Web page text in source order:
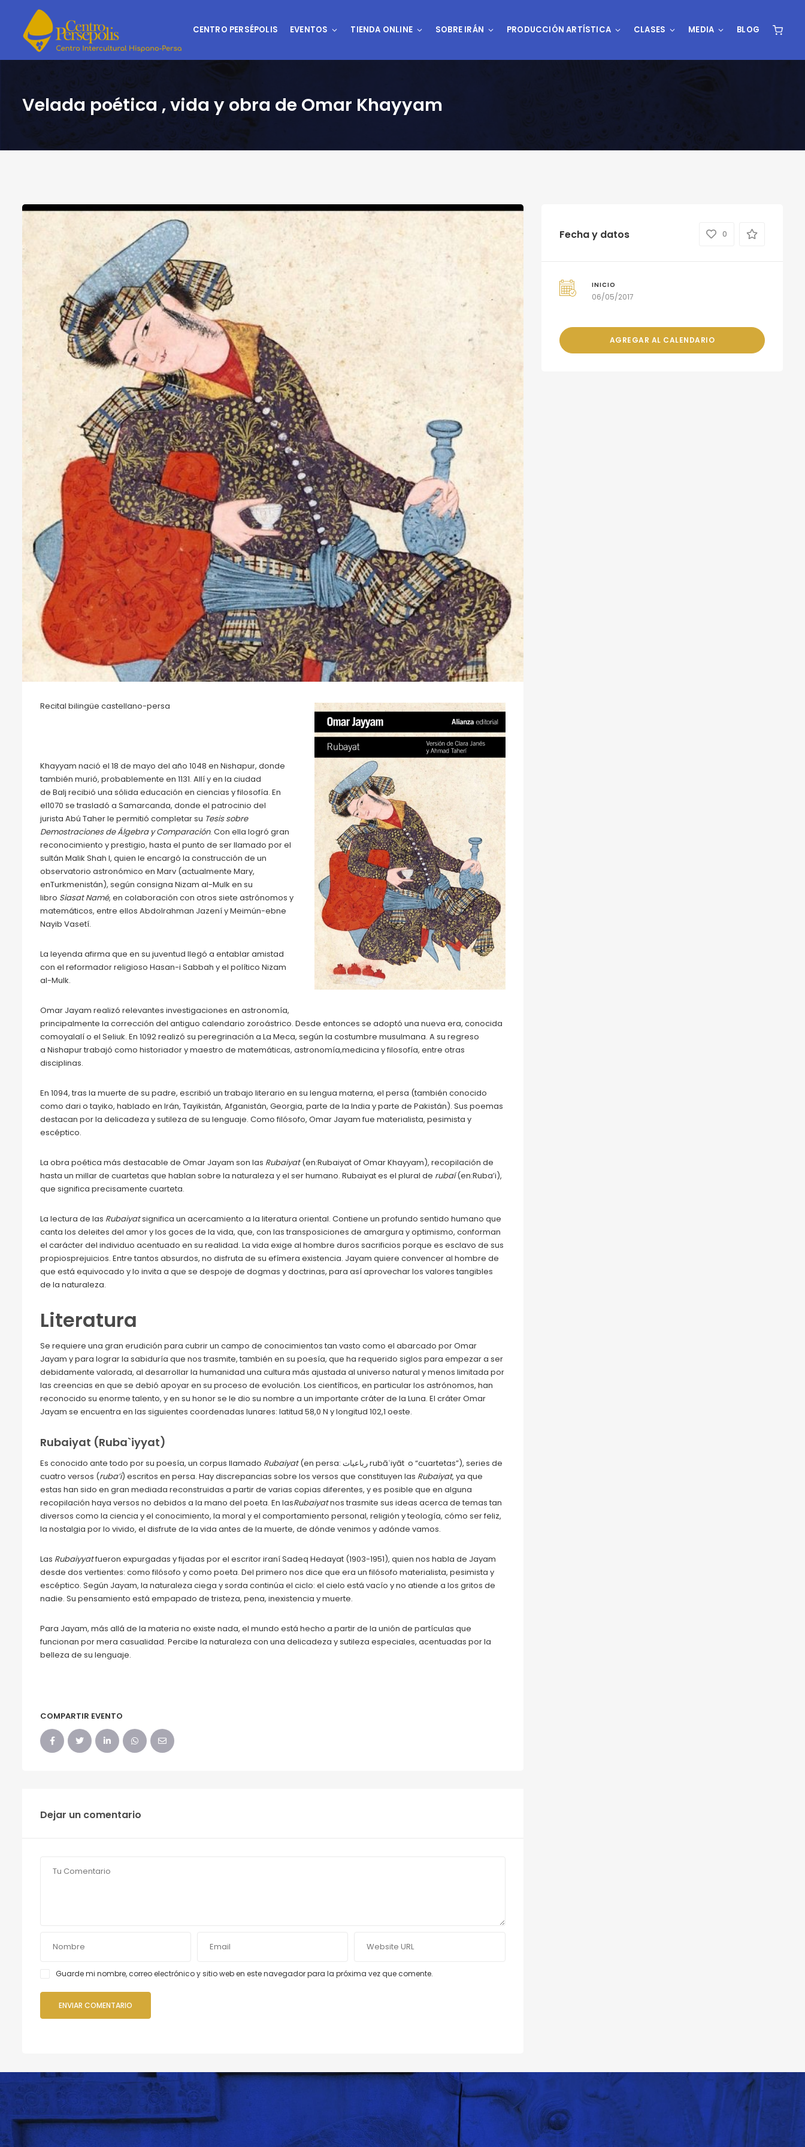
CENTRO PERSÉPOLIS EVENTOS TIENDA ONLINE SOBRE IRÁN PRODUCCIÓN ARTÍSTICA CLASES MEDIA BLOG
Velada poética , vida y obra de Omar Khayyam
Recital bilingüe castellano-persa
Khayyam nació el 18 de mayo del año 1048 en Nishapur, donde
también murió, probablemente en 1131. Allí y en la ciudad
de Balj recibió una sólida educación en ciencias y filosofía. En
el1070 se trasladó a Samarcanda, donde el patrocinio del
jurista Abú Taher le permitió completar su Tesis sobre
Demostraciones de Álgebra y Comparación. Con ella logró gran
reconocimiento y prestigio, hasta el punto de ser llamado por el
sultán Malik Shah I, quien le encargó la construcción de un
observatorio astronómico en Marv (actualmente Mary,
enTurkmenistán), según consigna Nizam al-Mulk en su
libro Siasat Namé, en colaboración con otros siete astrónomos y
matemáticos, entre ellos Abdolrahman Jazení y Meimún-ebne
Nayib Vasetí.
La leyenda afirma que en su juventud llegó a entablar amistad
con el reformador religioso Hasan-i Sabbah y el político Nizam
al-Mulk.
Omar Jayam realizó relevantes investigaciones en astronomía,
principalmente la corrección del antiguo calendario zoroástrico. Desde entonces se adoptó una nueva era, conocida
comoyalalí o el Seliuk. En 1092 realizó su peregrinación a La Meca, según la costumbre musulmana. A su regreso
a Nishapur trabajó como historiador y maestro de matemáticas, astronomía,medicina y filosofía, entre otras
disciplinas.
En 1094, tras la muerte de su padre, escribió un trabajo literario en su lengua materna, el persa (también conocido
como dari o tayiko, hablado en Irán, Tayikistán, Afganistán, Georgia, parte de la India y parte de Pakistán). Sus poemas
destacan por la delicadeza y sutileza de su lenguaje. Como filósofo, Omar Jayam fue materialista, pesimista y
escéptico.
La obra poética más destacable de Omar Jayam son las Rubaiyat(en:Rubaiyat of Omar Khayyam), recopilación de
hasta un millar de cuartetas que hablan sobre la naturaleza y el ser humano. Rubaiyat es el plural de rubaí(en:Ruba’i),
que significa precisamente cuarteta.
La lectura de las Rubaiyatsignifica un acercamiento a la literatura oriental. Contiene un profundo sentido humano que
canta los deleites del amor y los goces de la vida, que, con las transposiciones de amargura y optimismo, conforman
el carácter del individuo acentuado en su realidad. La vida exige al hombre duros sacrificios porque es esclavo de sus
propiosprejuicios. Entre tantos absurdos, no disfruta de su efímera existencia. Jayam quiere convencer al hombre de
que está equivocado y lo invita a que se despoje de dogmas y doctrinas, para así aprovechar los valores tangibles
de la naturaleza.
Literatura
Se requiere una gran erudición para cubrir un campo de conocimientos tan vasto como el abarcado por Omar
Jayam y para lograr la sabiduría que nos trasmite, también en su poesía, que ha requerido siglos para empezar a ser
debidamente valorada, al desarrollar la humanidad una cultura más ajustada al universo natural y menos limitada por
las creencias en que se debió apoyar en su proceso de evolución. Los científicos, en particular los astrónomos, han
reconocido su enorme talento, y en su honor se le dio su nombre a un importante cráter de la Luna. El cráter Omar
Jayam se encuentra en las siguientes coordenadas lunares: latitud 58,0 N y longitud 102,1 oeste.
Rubaiyat (Ruba`iyyat)
Es conocido ante todo por su poesía, un corpus llamado Rubaiyat(en persa: رباعیات rubāʿiyāt o “cuartetas”), series de
cuatro versos (ruba’i) escritos en persa. Hay discrepancias sobre los versos que constituyen las Rubaiyat, ya que
estas han sido en gran mediada reconstruidas a partir de varias copias diferentes, y es posible que en alguna
recopilación haya versos no debidos a la mano del poeta. En lasRubaiyatnos trasmite sus ideas acerca de temas tan
diversos como la ciencia y el conocimiento, la moral y el comportamiento personal, religión y teología, cómo ser feliz,
la nostalgia por lo vivido, el disfrute de la vida antes de la muerte, de dónde venimos y adónde vamos.
Las Rubaiyyatfueron expurgadas y fijadas por el escritor iraní Sadeq Hedayat (1903-1951), quien nos habla de Jayam
desde dos vertientes: como filósofo y como poeta. Del primero nos dice que era un filósofo materialista, pesimista y
escéptico. Según Jayam, la naturaleza ciega y sorda continúa el ciclo: el cielo está vacío y no atiende a los gritos de
nadie. Su pensamiento está empapado de tristeza, pena, inexistencia y muerte.
Para Jayam, más allá de la materia no existe nada, el mundo está hecho a partir de la unión de partículas que
funcionan por mera casualidad. Percibe la naturaleza con una delicadeza y sutileza especiales, acentuadas por la
belleza de su lenguaje.
COMPARTIR EVENTO
Dejar un comentario
Guarde mi nombre, correo electrónico y sitio web en este navegador para la próxima vez que comente.
Fecha y datos 0
INICIO
06/05/2017
AGREGAR AL CALENDARIO